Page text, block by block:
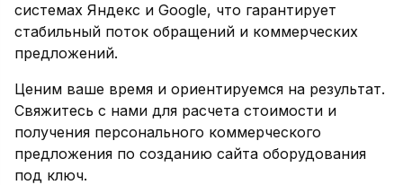
системах Яндекс и Google, что гарантирует
стабильный поток обращений и коммерческих
предложений.
Ценим ваше время и ориентируемся на результат.
Свяжитесь с нами для расчета стоимости и
получения персонального коммерческого
предложения по созданию сайта оборудования
под ключ.